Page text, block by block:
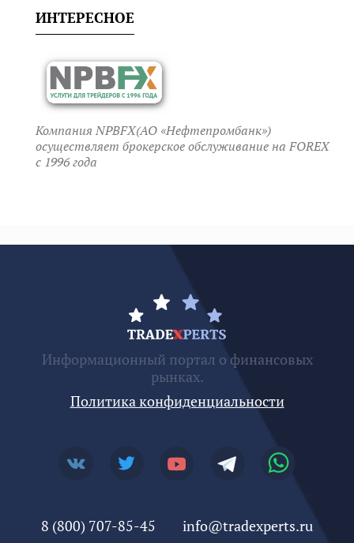
ИНТЕРЕСНОЕ
Компания NPBFX(АО «Нефтепромбанк»)
осуществляет брокерское обслуживание на FOREX
c 1996 года
Информационный портал о финансовых
рынках.
Политика конфиденциальности
8 (800) 707-85-45 info@tradexperts.ru